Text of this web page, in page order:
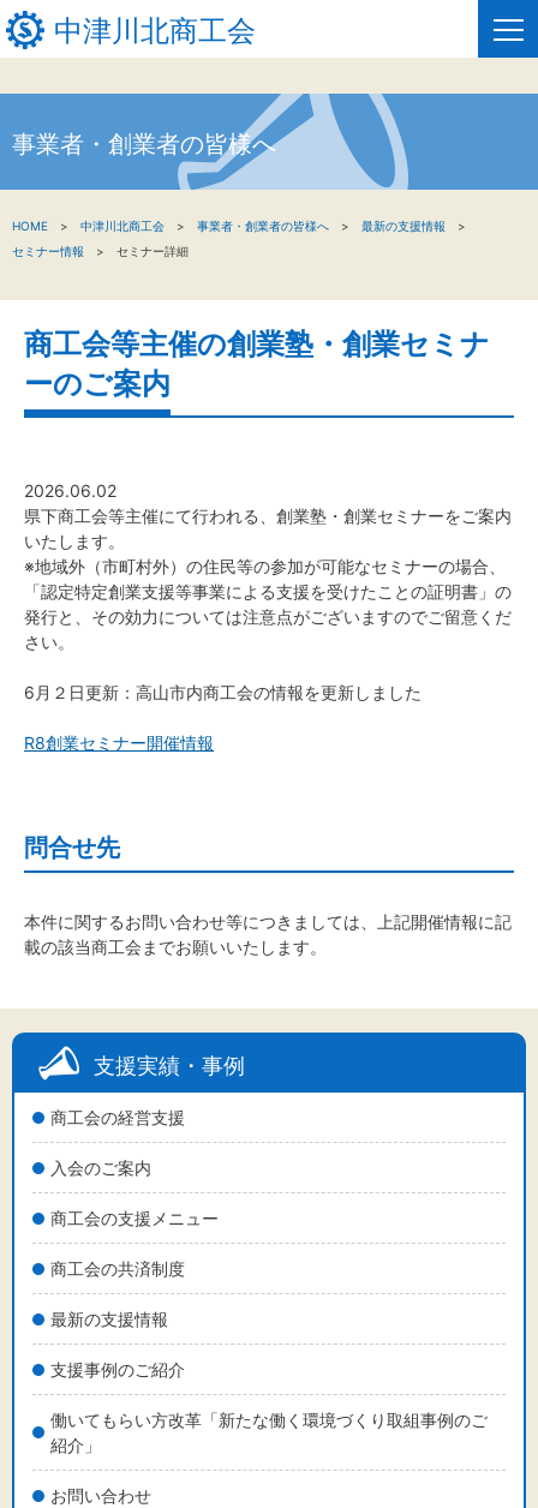
中津川北商工会
HOME
事業者・創業者の方へ
窓口のご案内
文字サイズ
事業者・創業者の皆様へ
支援実績・事例
商工会の経営支援
入会のご案内
商工会の支援メニュー
商工会の共済制度
最新の支援情報
支援事例のご紹介
働いてもらい方改革「新たな働く環境づくり取組事例のご
紹介」
お問い合わせ
HOME 中津川北商工会 事業者・創業者の皆様へ
最新の支援情報
セミナー情報
セミナー詳細
商工会等主催の創業塾・創業セミナ
ーのご案内
2026.06.02
県下商工会等主催にて行われる、創業塾・創業セミナーをご案内
いたします。
※地域外（市町村外）の住民等の参加が可能なセミナーの場合、
「認定特定創業支援等事業による支援を受けたことの証明書」の
発行と、その効力については注意点がございますのでご留意くだ
さい。
6月２日更新：高山市内商工会の情報を更新しました
R8創業セミナー開催情報
問合せ先
本件に関するお問い合わせ等につきましては、上記開催情報に記
載の該当商工会までお願いいたします。